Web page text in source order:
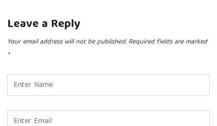
Leave a Reply
Your email address will not be published. Required fields are marked
*